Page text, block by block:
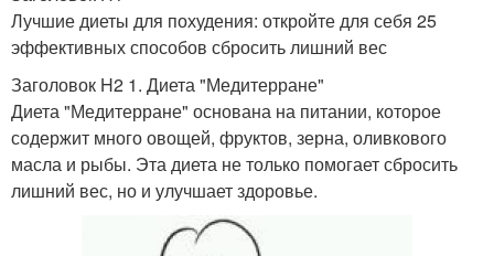
Лучшие диеты для похудения: откройте для себя 25
эффективных способов сбросить лишний вес
Заголовок H2 1. Диета "Медитерране"
Диета "Медитерране" основана на питании, которое
содержит много овощей, фруктов, зерна, оливкового
масла и рыбы. Эта диета не только помогает сбросить
лишний вес, но и улучшает здоровье.